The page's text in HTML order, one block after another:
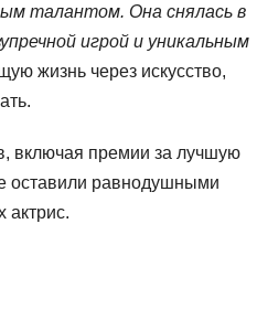
талантом. Она снялась в
игрой и уникальным
жизнь через искусство,
включая премии за лучшую
оставили равнодушными
актрис.